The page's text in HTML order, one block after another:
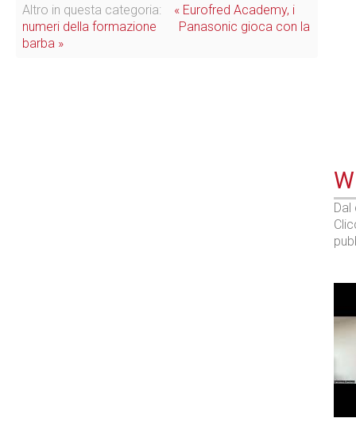
Altro in questa categoria:
« Eurofred Academy, i
numeri della formazione
Panasonic gioca con la
barba »